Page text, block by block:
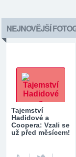
NEJNOVĚJŠÍ
Tajemství
Hadidové a
Coopera: Vzali se
už před měsícem!